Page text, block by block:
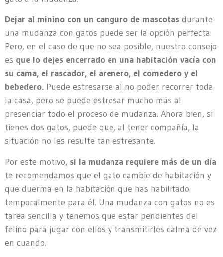
Dejar al minino con un canguro de mascotas durante
una mudanza con gatos puede ser la opción perfecta.
Pero, en el caso de que no sea posible, nuestro consejo
es que lo dejes encerrado en una habitación vacía con
su cama, el rascador, el arenero, el comedero y el
bebedero. Puede estresarse al no poder recorrer toda
la casa, pero se puede estresar mucho más al
presenciar todo el proceso de mudanza. Ahora bien, si
tienes dos gatos, puede que, al tener compañía, la
situación no les resulte tan estresante.
Por este motivo, si la mudanza requiere más de un día
te recomendamos que el gato cambie de habitación y
que duerma en la habitación que has habilitado
temporalmente para él. Una mudanza con gatos no es
tarea sencilla y tenemos que estar pendientes del
felino para jugar con ellos y transmitirles calma de vez
en cuando.